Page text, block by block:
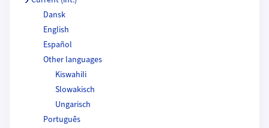
Dansk
English
Español
Other languages
Kiswahili
Slowakisch
Ungarisch
Português